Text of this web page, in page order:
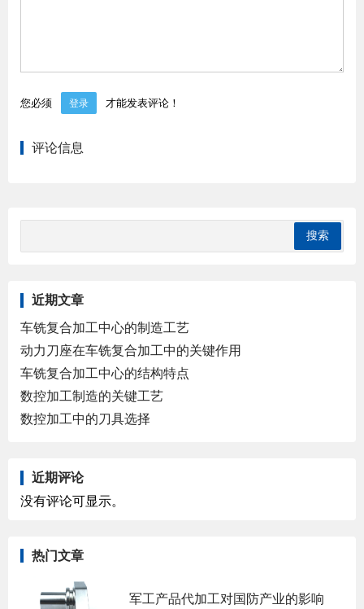
您必须 登录 才能发表评论！
评论信息
近期文章
车铣复合加工中心的制造工艺
动力刀座在车铣复合加工中的关键作用
车铣复合加工中心的结构特点
数控加工制造的关键工艺
数控加工中的刀具选择
近期评论
没有评论可显示。
热门文章
军工产品代加工对国防产业的影响